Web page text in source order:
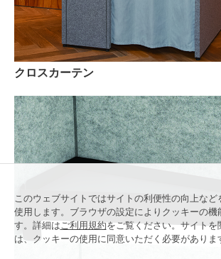
クロスカーテン
このウェブサイトではサイトの利便性の向上な
使用します。ブラウザの設定によりクッキーの機
す。詳細は ご利用規約をご覧ください。サイトを
は、クッキーの使用に同意いただく必要がありま